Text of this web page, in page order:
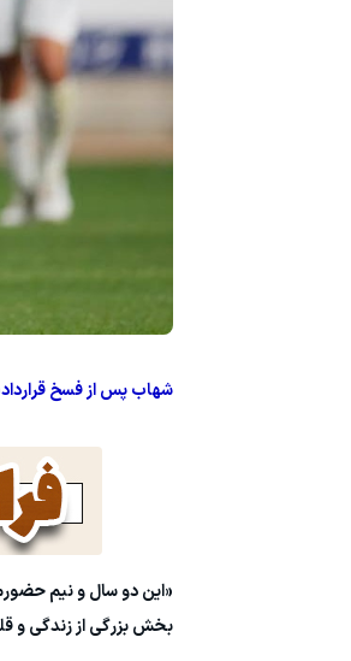
شهاب پس از فسخ
«این دو سال و نیم حضورم
بخش بزرگی از زندگی و